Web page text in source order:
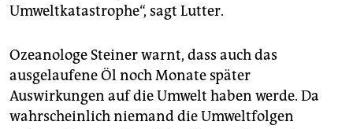
Umweltkatastrophe“, sagt Lutter.
Ozeanologe Steiner warnt, dass auch das
ausgelaufene Öl noch Monate später
Auswirkungen auf die Umwelt haben werde. Da
wahrscheinlich niemand die Umweltfolgen